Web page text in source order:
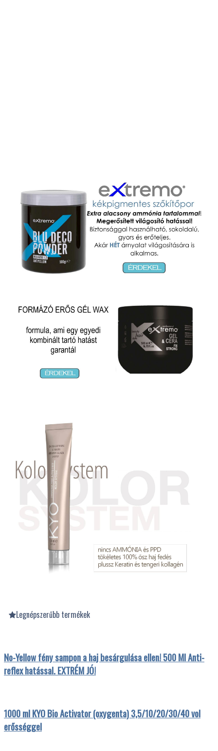
Legnépszerűbb termékek
No-Yellow fény sampon a haj besárgulása ellen! 500 Ml Anti-
reflex hatással. EXTRÉM JÓ!
1000 ml KYO Bio Activator (oxygenta) 3,5/10/20/30/40 vol
erősséggel